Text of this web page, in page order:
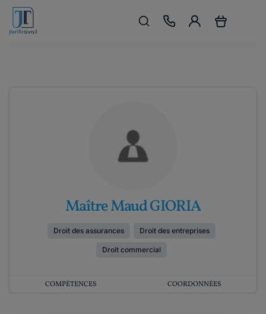
Maître Maud GIORIA
Droit des assurances Droit des entreprises
Droit commercial
COMPÉTENCES COORDONNÉES